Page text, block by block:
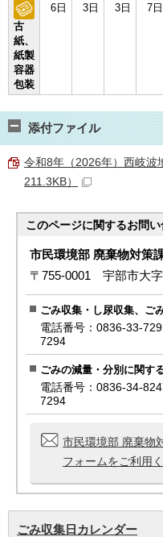
古
紙、
紙製
容器
包装
6日 3日 3日 7日
添付ファイル
令和8年（2026年）西岐
211.3KB）
このページに関するお問
市民環境部 廃棄物対策
〒755-0001 宇部市大
ごみ収集・し尿収集、ご
電話番号：0836-33-
7294
ごみの減量・分別に関す
電話番号：0836-34-
7294
市民環境部 廃棄物
フォームをご利用く
ごみ収集日カレンダー